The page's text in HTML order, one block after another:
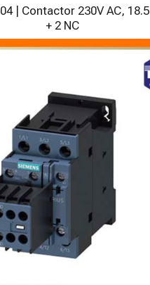
| Contactor 230V AC,
+ 2 NC